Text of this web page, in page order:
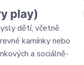
play)
dětí, včetně
kamínky nebo
a sociálně-